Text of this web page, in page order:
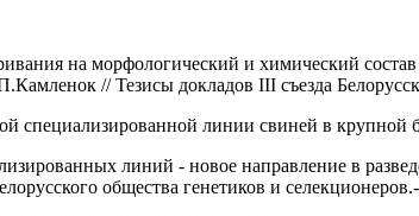
на морфологический и химический
// Тезисы докладов III съезда
специализированной линии свиней в крупной
линий - новое направление в
общества генетиков и